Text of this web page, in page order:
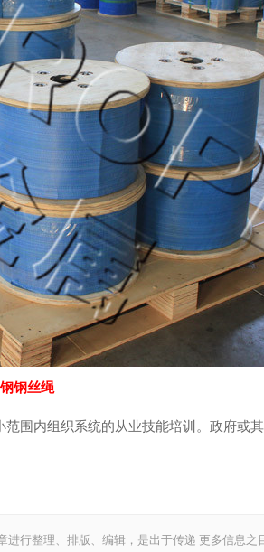
钢丝绳
围内组织系统的从业技能培训。政府或
行整理、排版、编辑，是出于传递 更多信息之